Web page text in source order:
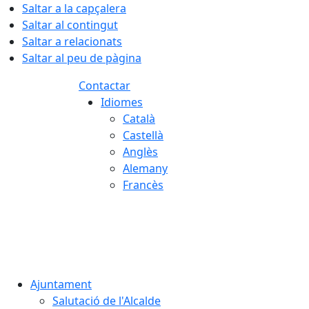
Saltar a la capçalera
Saltar al contingut
Saltar a relacionats
Saltar al peu de pàgina
Contactar
Idiomes
Català
Castellà
Anglès
Alemany
Francès
Ajuntament
Salutació de l'Alcalde